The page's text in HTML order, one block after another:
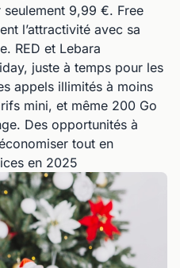
9,99 €. Free
l’attractivité avec sa
RED et Lebara
juste à temps pour les
appels illimités à moins
mini, et même 200 Go
Des opportunités à
tout en
en 2025